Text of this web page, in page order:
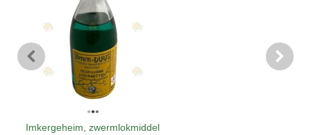
Imkergeheim, zwermlokmiddel